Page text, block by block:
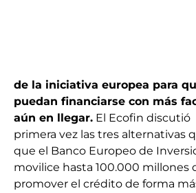
de la iniciativa europea para
puedan financiarse con más
aún en llegar. El Ecofin
primera vez las tres alternativas
que el Banco Europeo de
movilice hasta 100.000 millones
promover el crédito de forma